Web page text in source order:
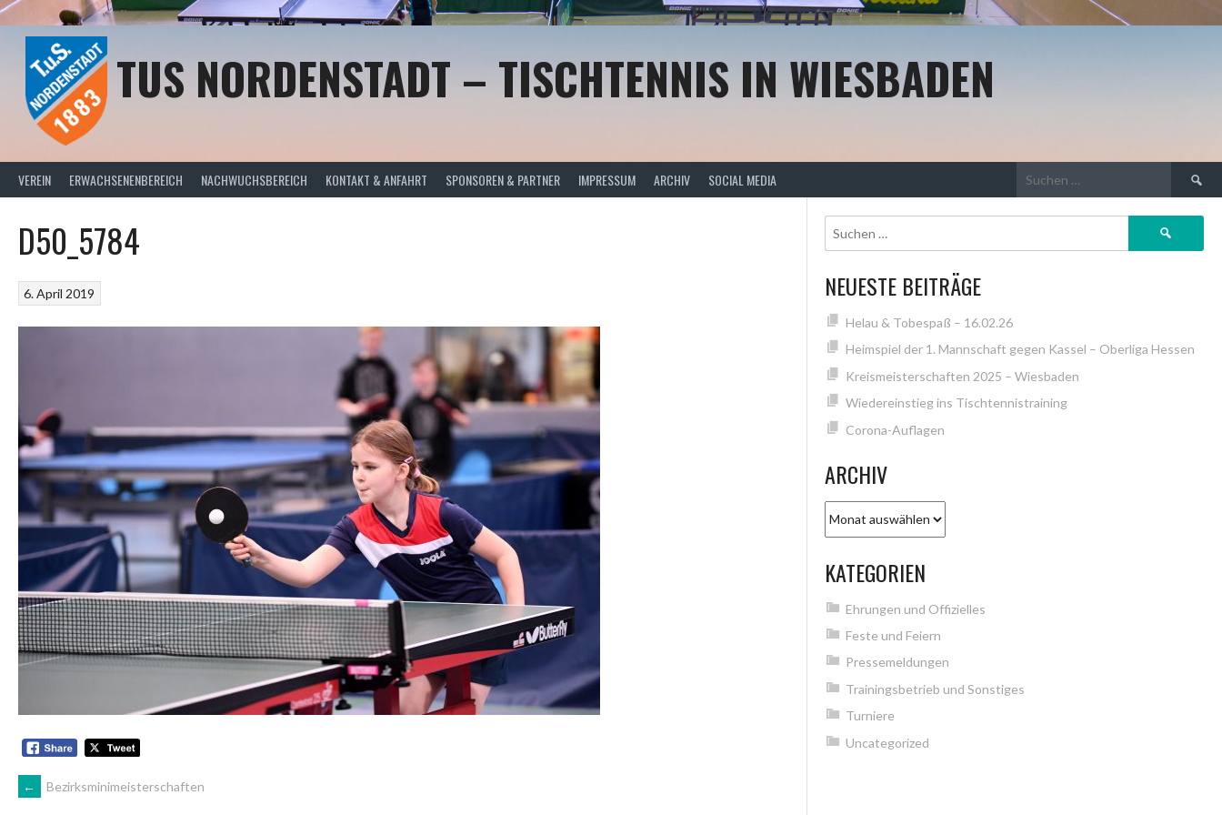
Springe
zum
TUS NORDENSTADT – TISCHTENNIS IN WIESBADEN
VEREIN ERWACHSENENBEREICH NACHWUCHSBEREICH KONTAKT & ANFAHRT SPONSOREN & PARTNER IMPRESSUM ARCHIV SOCIAL MEDIA
Suchen
nach:
D50_5784
6. April 2019
ARTIKEL-
← Bezirksminimeisterschaften
Suchen
NEUESTE BEITRÄGE
Helau & Tobespaß – 16.02.26
Heimspiel der 1. Mannschaft gegen Kassel – Oberliga Hessen
Kreismeisterschaften 2025 – Wiesbaden
Wiedereinstieg ins Tischtennistraining
Corona-Auflagen
ARCHIV
KATEGORIEN
Ehrungen und Offizielles
Feste und Feiern
Pressemeldungen
Trainingsbetrieb und Sonstiges
Turniere
Uncategorized